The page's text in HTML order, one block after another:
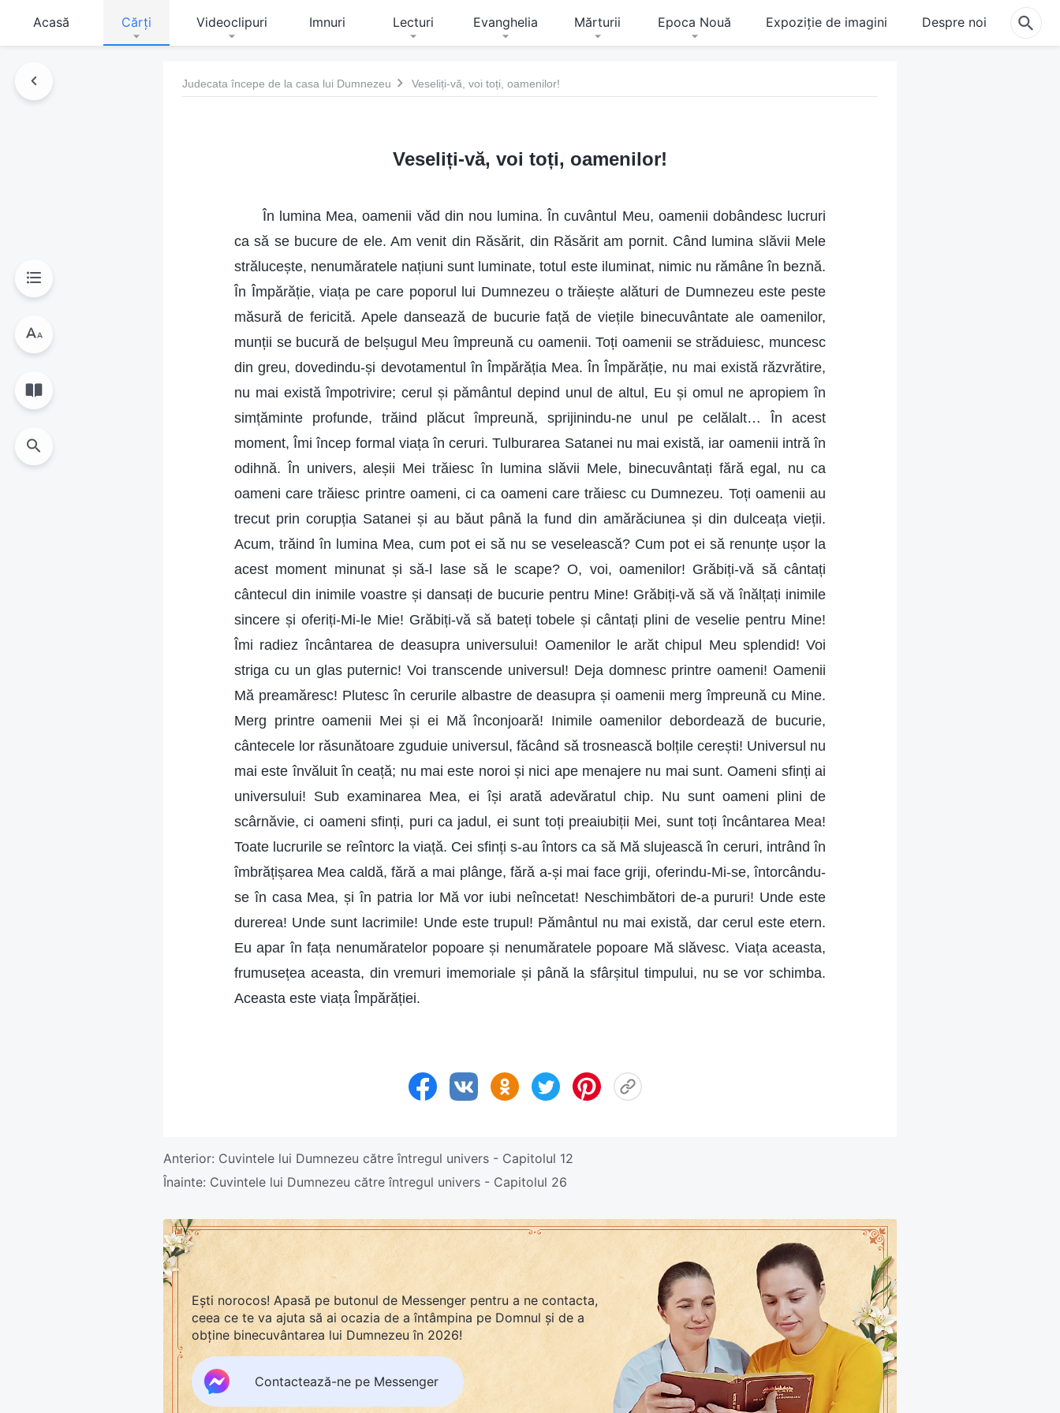
Acasă Cărți Videoclipuri Imnuri Lecturi Evanghelia Mărturii Epoca Nouă Expoziție de imagini Despre noi
Judecata începe de la casa lui Dumnezeu Veseliți-vă, voi toți, oamenilor!
Veseliți-vă, voi toți, oamenilor!
În lumina Mea, oamenii văd din nou lumina. În cuvântul Meu, oamenii dobândesc lucruri
ca să se bucure de ele. Am venit din Răsărit, din Răsărit am pornit. Când lumina slăvii Mele
strălucește, nenumăratele națiuni sunt luminate, totul este iluminat, nimic nu rămâne în beznă.
În Împărăție, viața pe care poporul lui Dumnezeu o trăiește alături de Dumnezeu este peste
măsură de fericită. Apele dansează de bucurie față de viețile binecuvântate ale oamenilor,
munții se bucură de belșugul Meu împreună cu oamenii. Toți oamenii se străduiesc, muncesc
din greu, dovedindu-și devotamentul în Împărăția Mea. În Împărăție, nu mai există răzvrătire,
nu mai există împotrivire; cerul și pământul depind unul de altul, Eu și omul ne apropiem în
simțăminte profunde, trăind plăcut împreună, sprijinindu-ne unul pe celălalt… În acest
moment, Îmi încep formal viața în ceruri. Tulburarea Satanei nu mai există, iar oamenii intră în
odihnă. În univers, aleșii Mei trăiesc în lumina slăvii Mele, binecuvântați fără egal, nu ca
oameni care trăiesc printre oameni, ci ca oameni care trăiesc cu Dumnezeu. Toți oamenii au
trecut prin corupția Satanei și au băut până la fund din amărăciunea și din dulceața vieții.
Acum, trăind în lumina Mea, cum pot ei să nu se veselească? Cum pot ei să renunțe ușor la
acest moment minunat și să-l lase să le scape? O, voi, oamenilor! Grăbiți-vă să cântați
cântecul din inimile voastre și dansați de bucurie pentru Mine! Grăbiți-vă să vă înălțați inimile
sincere și oferiți-Mi-le Mie! Grăbiți-vă să bateți tobele și cântați plini de veselie pentru Mine!
Îmi radiez încântarea de deasupra universului! Oamenilor le arăt chipul Meu splendid! Voi
striga cu un glas puternic! Voi transcende universul! Deja domnesc printre oameni! Oamenii
Mă preamăresc! Plutesc în cerurile albastre de deasupra și oamenii merg împreună cu Mine.
Merg printre oamenii Mei și ei Mă înconjoară! Inimile oamenilor debordează de bucurie,
cântecele lor răsunătoare zguduie universul, făcând să trosnească bolțile cerești! Universul nu
mai este învăluit în ceață; nu mai este noroi și nici ape menajere nu mai sunt. Oameni sfinți ai
universului! Sub examinarea Mea, ei își arată adevăratul chip. Nu sunt oameni plini de
scârnăvie, ci oameni sfinți, puri ca jadul, ei sunt toți preaiubiții Mei, sunt toți încântarea Mea!
Toate lucrurile se reîntorc la viață. Cei sfinți s-au întors ca să Mă slujească în ceruri, intrând în
îmbrățișarea Mea caldă, fără a mai plânge, fără a-și mai face griji, oferindu-Mi-se, întorcându-
se în casa Mea, și în patria lor Mă vor iubi neîncetat! Neschimbători de-a pururi! Unde este
durerea! Unde sunt lacrimile! Unde este trupul! Pământul nu mai există, dar cerul este etern.
Eu apar în fața nenumăratelor popoare și nenumăratele popoare Mă slăvesc. Viața aceasta,
frumusețea aceasta, din vremuri imemoriale și până la sfârșitul timpului, nu se vor schimba.
Aceasta este viața Împărăției.
Anterior: Cuvintele lui Dumnezeu către întregul univers - Capitolul 12
Înainte: Cuvintele lui Dumnezeu către întregul univers - Capitolul 26
Ești norocos! Apasă pe butonul de Messenger pentru a ne contacta,
ceea ce te va ajuta să ai ocazia de a întâmpina pe Domnul și de a
obține binecuvântarea lui Dumnezeu în 2026!
Contactează-ne pe Messenger